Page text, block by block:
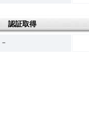
認証取得
－